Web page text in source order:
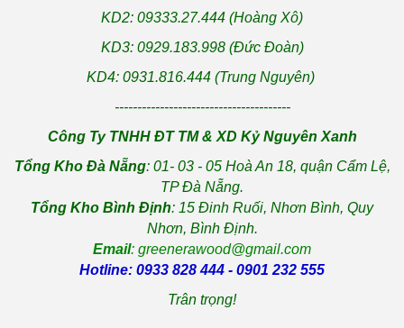
KD2: 09333.27.444 (Hoàng Xô)
KD3: 0929.183.998 (Đức Đoàn)
KD4: 0931.816.444 (Trung Nguyên)
---------------------------------------
Công Ty TNHH ĐT TM & XD Kỷ Nguyên Xanh
Tổng Kho Đà Nẵng: 01- 03 - 05 Hoà An 18, quận Cẩm Lệ,
TP Đà Nẵng.
Tổng Kho Bình Định: 15 Đinh Ruối, Nhơn Bình, Quy
Nhơn, Bình Định.
Email: greenerawood@gmail.com
Hotline: 0933 828 444 - 0901 232 555
Trân trọng!